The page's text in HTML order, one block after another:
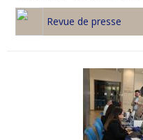
Revue de presse